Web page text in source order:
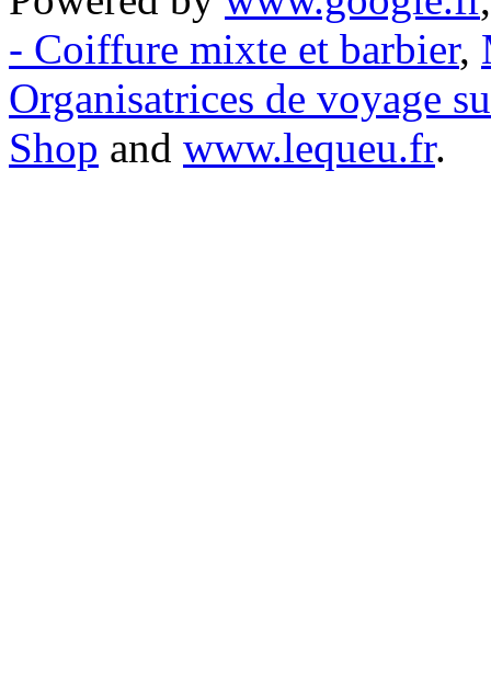
- Coiffure mixte et barbier,
Organisatrices de voyage
Shop and www.lequeu.fr.